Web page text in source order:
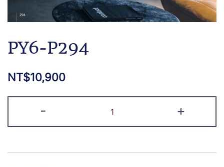
PY6-P294
NT$10,900
- +